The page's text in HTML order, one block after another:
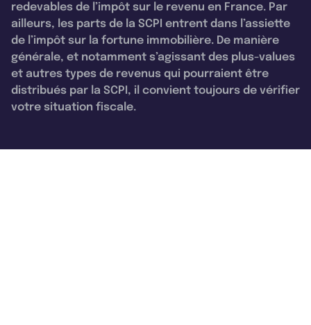
redevables de l’impôt sur le revenu en France. Par
ailleurs, les parts de la SCPI entrent dans l’assiette
de l’impôt sur la fortune immobilière. De manière
générale, et notamment s’agissant des plus-values
et autres types de revenus qui pourraient être
distribués par la SCPI, il convient toujours de vérifier
votre situation fiscale.